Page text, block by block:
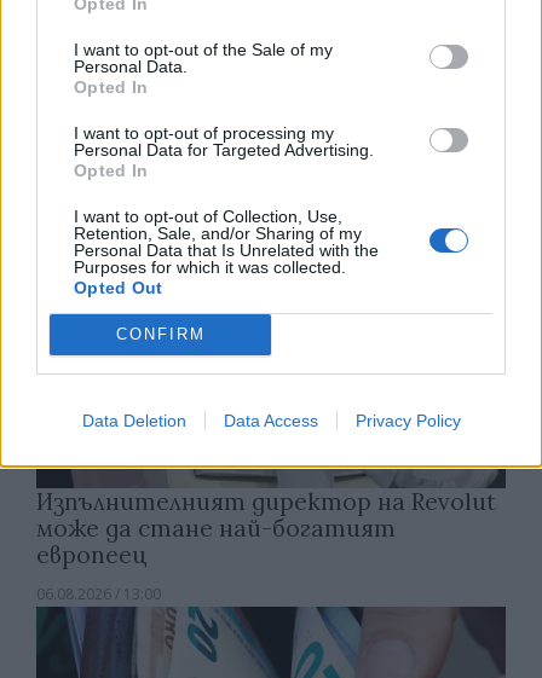
I want to opt-out of the Sale of my
Personal Data.
Opted In
I want to opt-out of processing my
Personal Data for Targeted Advertising.
Opted In
I want to opt-out of Collection, Use,
Retention, Sale, and/or Sharing of my
Personal Data that Is Unrelated with the
Purposes for which it was collected.
Opted Out
CONFIRM
Data Deletion Data Access Privacy Policy
да възобнови работата на въглищна
електроцентрала
06.08.2026 / 15:30
Изпълнителният директор на Revolut
може да стане най-богатият
европеец
06.08.2026 / 13:00